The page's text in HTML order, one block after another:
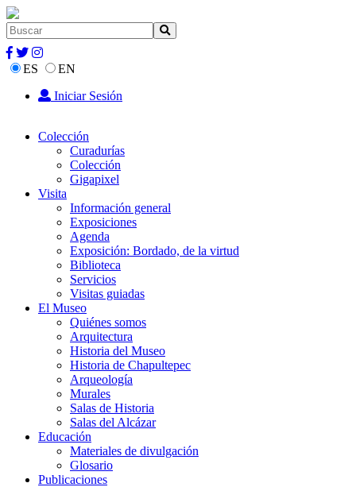
ES
EN
Iniciar Sesión
Colección
Curadurías
Colección
Gigapixel
Visita
Información general
Exposiciones
Agenda
Exposición: Bordado, de la virtud
Biblioteca
Servicios
Visitas guiadas
El Museo
Quiénes somos
Arquitectura
Historia del Museo
Historia de Chapultepec
Arqueología
Murales
Salas de Historia
Salas del Alcázar
Educación
Materiales de divulgación
Glosario
Publicaciones